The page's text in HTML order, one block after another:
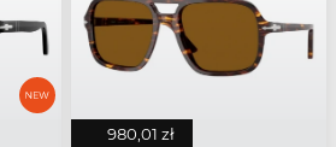
980,01 zł